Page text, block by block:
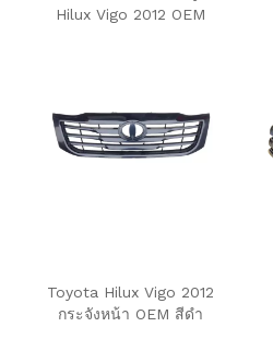
Hilux Vigo 2012 OEM
Toyota Hilux Vigo 2012
กระจังหน้า OEM สีดำ